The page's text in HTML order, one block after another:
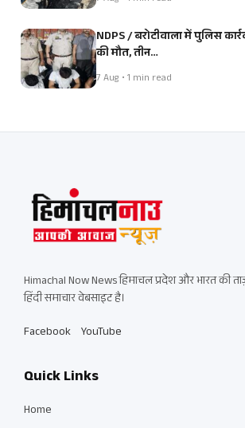
NDPS / बरोटीवाला में पुलिस
की मौत, तीन…
7 Aug • 1 min read
Himachal Now News हिमाचल प्रदेश और भारत की
हिंदी समाचार वेबसाइट है।
Facebook YouTube
Quick Links
Home